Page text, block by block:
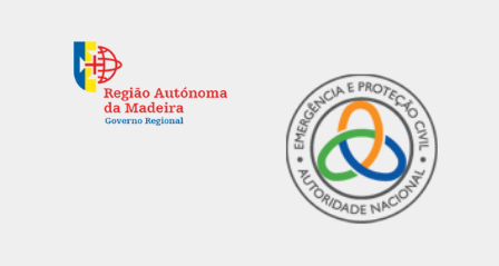
marítima, previna e prepare-se. Acompanhe o
estado do tempo, das estradas, dos percursos
pedestres na APP “Prociv Madeira” ou visite
𝗗𝗢𝗪𝗡𝗟𝗢𝗔𝗗 𝗗𝗔 𝗔𝗣𝗣 𝗣𝗥𝗢𝗖𝗜𝗩
https://goo.gl/QF7qrR